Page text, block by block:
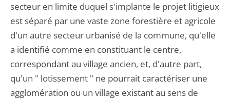
secteur en limite duquel s'implante le projet litigieux
est séparé par une vaste zone forestière et agricole
d'un autre secteur urbanisé de la commune, qu'elle
a identifié comme en constituant le centre,
correspondant au village ancien, et, d'autre part,
qu'un " lotissement " ne pourrait caractériser une
agglomération ou un village existant au sens de